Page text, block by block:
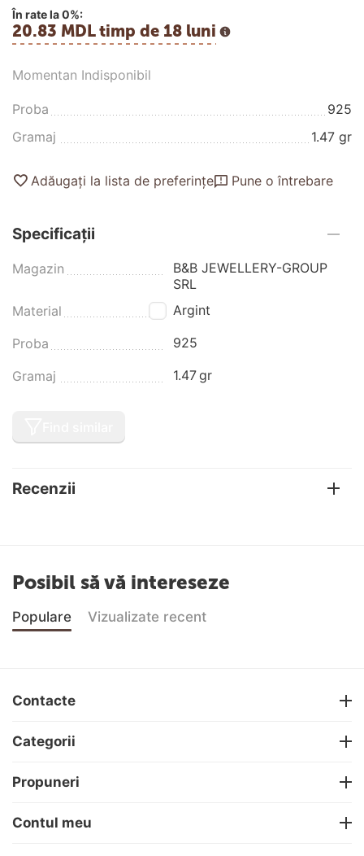
În rate la 0%:
20.83 MDL timp de 18 luni
Momentan Indisponibil
Proba
925
Gramaj
1.47 gr
Adăugați la lista de preferințe Pune o întrebare
Specificații
Magazin
B&B JEWELLERY-GROUP
SRL
Material
Argint
Proba 925
Gramaj 1.47gr
Recenzii
Posibil să vă intereseze
Populare Vizualizate recent
Contacte
Categorii
Propuneri
Contul meu